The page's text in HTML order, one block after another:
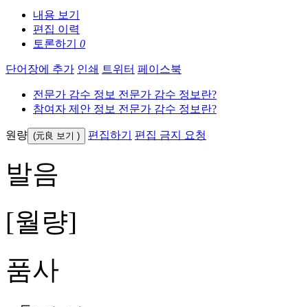
내용 보기
편집 이력
토론하기 0
단어장에 추가 인쇄 트위터 페이스북
전문가 감수 정보 전문가 감수 정보란?
참여자 제안 정보 전문가 감수 정보란?
원량 (元良 보기 ) 편집하기 편집 금지 요청
발음
[월량]
품사